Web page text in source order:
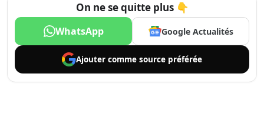
On ne se quitte plus 👇
WhatsApp Google Actualités
Ajouter comme source préférée